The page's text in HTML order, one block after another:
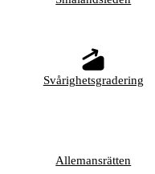
Svårighetsgradering
Allemansrätten